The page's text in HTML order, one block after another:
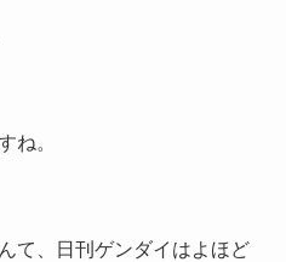
ね。
て、日刊ゲンダイはよほど